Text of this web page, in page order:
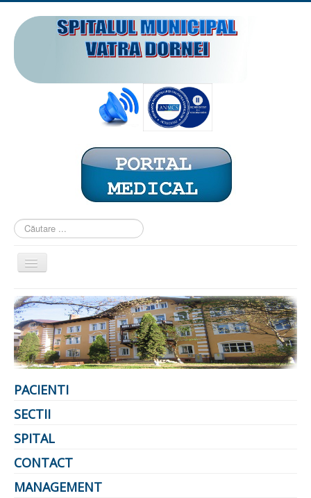
Căutare
...
Comută
navigarea
PREZENTARE
PREZENTARE SPITAL
ISTORIE
ACREDITĂRI/CERTIFICĂRI
CERTIFICAT ACREDITARE SPITAL
STRUCTURA SPITALULUI
SECŢIA CHIRURGIE
SECŢIA MEDICINĂ INTERNĂ
COMPARTIMENT PEDIATRIE
COMPARTIMENTUL DE PRIMIRE URGENȚE (CPU)
LABORATOARE
PACIENTI
SECTII
SPITAL
CONTACT
MANAGEMENT